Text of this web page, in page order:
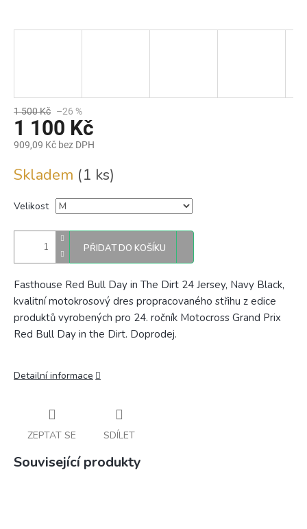
1 500 Kč –26 %
1 100 Kč
909,09 Kč bez DPH
cena:
Skladem (1 ks)
Velikost
PŘIDAT DO KOŠÍKU
Fasthouse Red Bull Day in The Dirt 24 Jersey, Navy Black,
kvalitní motokrosový dres propracovaného střihu z edice
produktů vyrobených pro 24. ročník Motocross Grand Prix
Red Bull Day in the Dirt. Doprodej.
Detailní informace
ZEPTAT SE SDÍLET
Související produkty